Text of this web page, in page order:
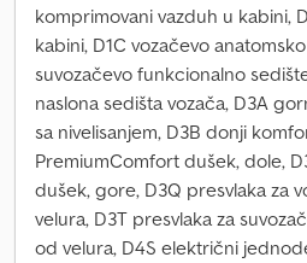
komprimovani vazduh u kabini,
kabini, D1C vozačevo
suvozačevo funkcionalno
naslona sedišta vozača, D3A
sa nivelisanjem, D3B donji
PremiumComfort dušek, dole,
dušek, gore, D3Q presvlaka za
velura, D3T presvlaka za
od velura, D4S električni